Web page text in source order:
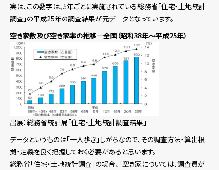
実は、この数字は、5年ごとに実施されている総務省「住宅・土地統計
調査」の平成25年の調査結果が元データとなっています。
空き家数及び空き家率の推移―全国（昭和38年～平成25年）
出展：総務省統計局「住宅・土地統計調査結果」
データというものは「一人歩き」しがちなので、その調査方法・算出根
拠・定義を良く把握しておく必要があると思います。
総務省「住宅・土地統計調査」の場合、「空き家については、調査員が